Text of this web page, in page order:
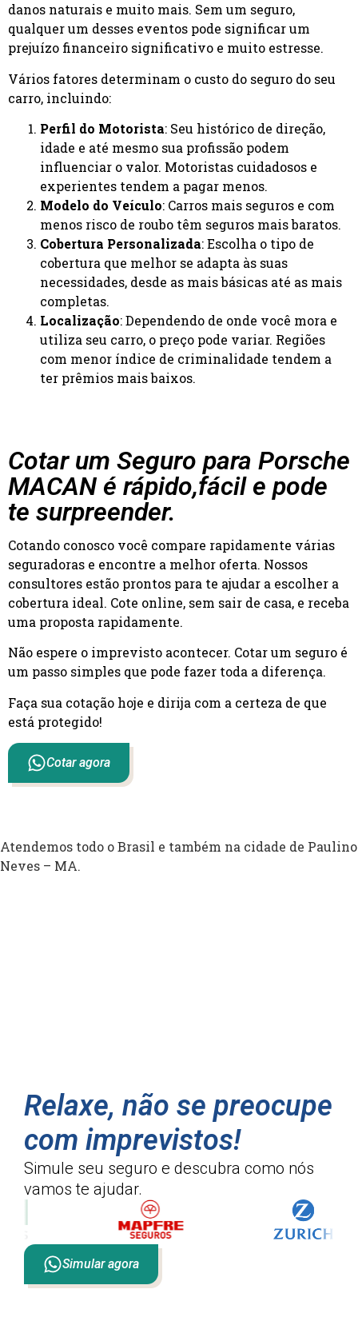
danos naturais e muito mais. Sem um seguro,
qualquer um desses eventos pode significar um
prejuízo financeiro significativo e muito estresse.
Vários fatores determinam o custo do seguro do seu
carro, incluindo:
Perfil do Motorista: Seu histórico de direção,
idade e até mesmo sua profissão podem
influenciar o valor. Motoristas cuidadosos e
experientes tendem a pagar menos.
Modelo do Veículo: Carros mais seguros e com
menos risco de roubo têm seguros mais baratos.
Cobertura Personalizada: Escolha o tipo de
cobertura que melhor se adapta às suas
necessidades, desde as mais básicas até as mais
completas.
Localização: Dependendo de onde você mora e
utiliza seu carro, o preço pode variar. Regiões
com menor índice de criminalidade tendem a
ter prêmios mais baixos.
Cotar um Seguro para Porsche
MACAN é rápido,fácil e pode
te surpreender.
Cotando conosco você compare rapidamente várias
seguradoras e encontre a melhor oferta. Nossos
consultores estão prontos para te ajudar a escolher a
cobertura ideal. Cote online, sem sair de casa, e receba
uma proposta rapidamente.
Não espere o imprevisto acontecer. Cotar um seguro é
um passo simples que pode fazer toda a diferença.
Faça sua cotação hoje e dirija com a certeza de que
está protegido!
Cotar agora
Atendemos todo o Brasil e também na cidade de Paulino
Neves – MA.
Relaxe, não se preocupe
com imprevistos!
Simule seu seguro e descubra como nós
vamos te ajudar.
Simular agora